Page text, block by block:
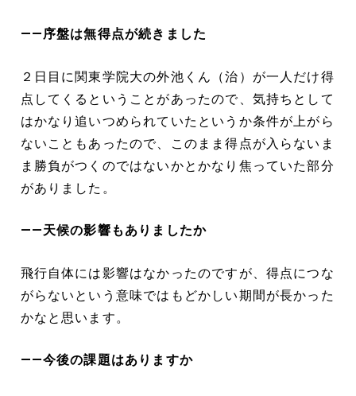
――序盤は無得点が続きました
２日目に関東学院大の外池くん（治）が一人だけ得
点してくるということがあったので、気持ちとして
はかなり追いつめられていたというか条件が上がら
ないこともあったので、このまま得点が入らないま
ま勝負がつくのではないかとかなり焦っていた部分
がありました。
――天候の影響もありましたか
飛行自体には影響はなかったのですが、得点につな
がらないという意味ではもどかしい期間が長かった
かなと思います。
――今後の課題はありますか